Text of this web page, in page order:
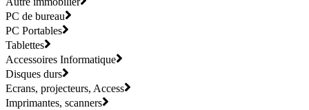
PC de bureau
PC Portables
Tablettes
Accessoires Informatique
Disques durs
Ecrans, projecteurs, Access
Imprimantes, scanners